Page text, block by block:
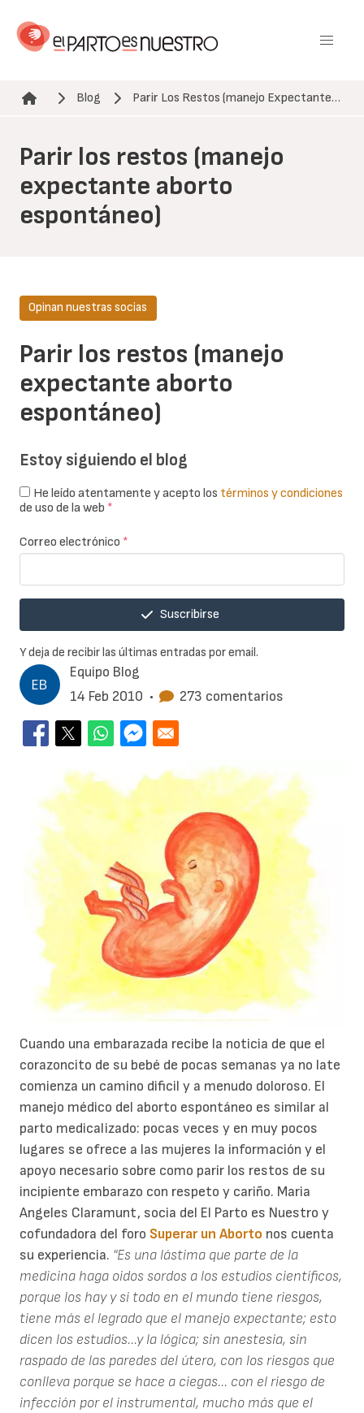
contenido
Ruta de navegación
Blog Parir Los Restos (manejo Expectante…
Parir los restos (manejo
expectante aborto
espontáneo)
Equipo Blog
14 Feb 2010 • 273 comentarios
Parir los restos (manejo
expectante aborto
espontáneo)
Opinan nuestras socias
Cuando una embarazada recibe la noticia de que el
corazoncito de su bebé de pocas semanas ya no late
comienza un camino dificil y a menudo doloroso. El
manejo médico del aborto espontáneo es similar al
parto medicalizado: pocas veces y en muy pocos
lugares se ofrece a las mujeres la información y el
apoyo necesario sobre como parir los restos de su
incipiente embarazo con respeto y cariño. Maria
Angeles Claramunt, socia del El Parto es Nuestro y
cofundadora del foro Superar un Aborto nos cuenta
su experiencia. "Es una lástima que parte de la
medicina haga oidos sordos a los estudios científicos,
porque los hay y si todo en el mundo tiene riesgos,
tiene más el legrado que el manejo expectante; esto
dicen los estudios...y la lógica; sin anestesia, sin
raspado de las paredes del útero, con los riesgos que
conlleva porque se hace a ciegas... con el riesgo de
infección por el instrumental, mucho más que el
Estoy siguiendo el blog
He leído atentamente y acepto los términos y condiciones
de uso de la web *
Correo electrónico *
Suscribirse
Y deja de recibir las últimas entradas por email.